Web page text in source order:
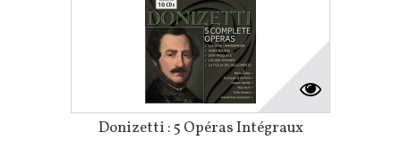
Donizetti : 5 Opéras Intégraux